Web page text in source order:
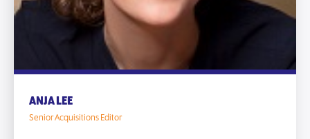
ANJA LEE
Senior Acquisitions Editor